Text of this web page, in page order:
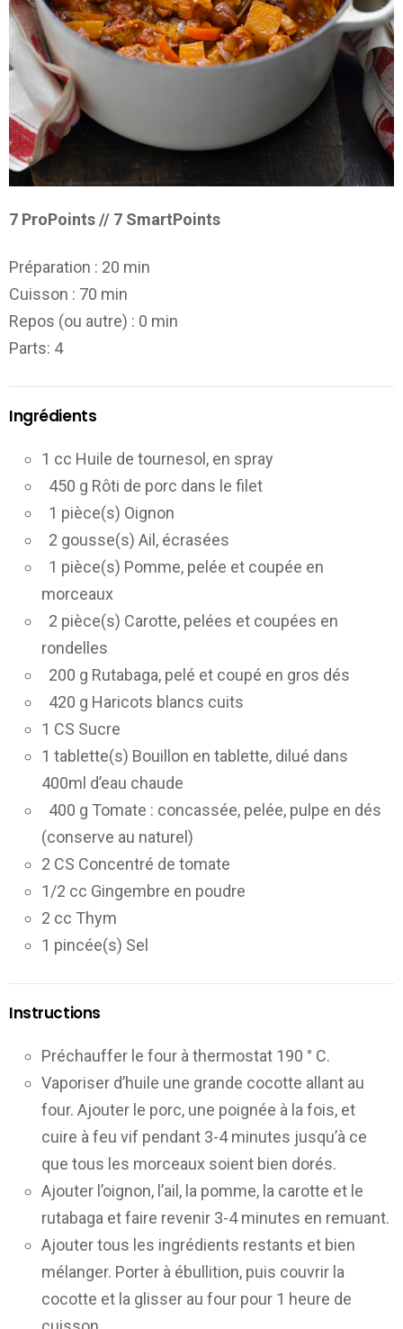
7 ProPoints // 7 SmartPoints
Préparation : 20 min
Cuisson : 70 min
Repos (ou autre) : 0 min
Parts: 4
Ingrédients
1 cc Huile de tournesol, en spray
450 g Rôti de porc dans le filet
1 pièce(s) Oignon
2 gousse(s) Ail, écrasées
1 pièce(s) Pomme, pelée et coupée en
morceaux
2 pièce(s) Carotte, pelées et coupées en
rondelles
200 g Rutabaga, pelé et coupé en gros dés
420 g Haricots blancs cuits
1 CS Sucre
1 tablette(s) Bouillon en tablette, dilué dans
400ml d’eau chaude
400 g Tomate : concassée, pelée, pulpe en dés
(conserve au naturel)
2 CS Concentré de tomate
1/2 cc Gingembre en poudre
2 cc Thym
1 pincée(s) Sel
Instructions
Préchauffer le four à thermostat 190 ° C.
Vaporiser d’huile une grande cocotte allant au
four. Ajouter le porc, une poignée à la fois, et
cuire à feu vif pendant 3-4 minutes jusqu’à ce
que tous les morceaux soient bien dorés.
Ajouter l’oignon, l’ail, la pomme, la carotte et le
rutabaga et faire revenir 3-4 minutes en remuant.
Ajouter tous les ingrédients restants et bien
mélanger. Porter à ébullition, puis couvrir la
cocotte et la glisser au four pour 1 heure de